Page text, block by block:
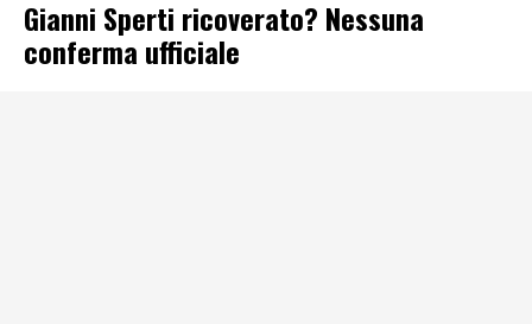
Gianni Sperti ricoverato? Nessuna
conferma ufficiale